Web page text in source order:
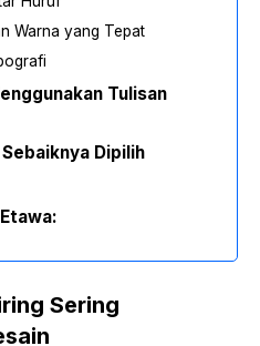
Warna yang Tepat
Tulisan
Dipilih
Sering